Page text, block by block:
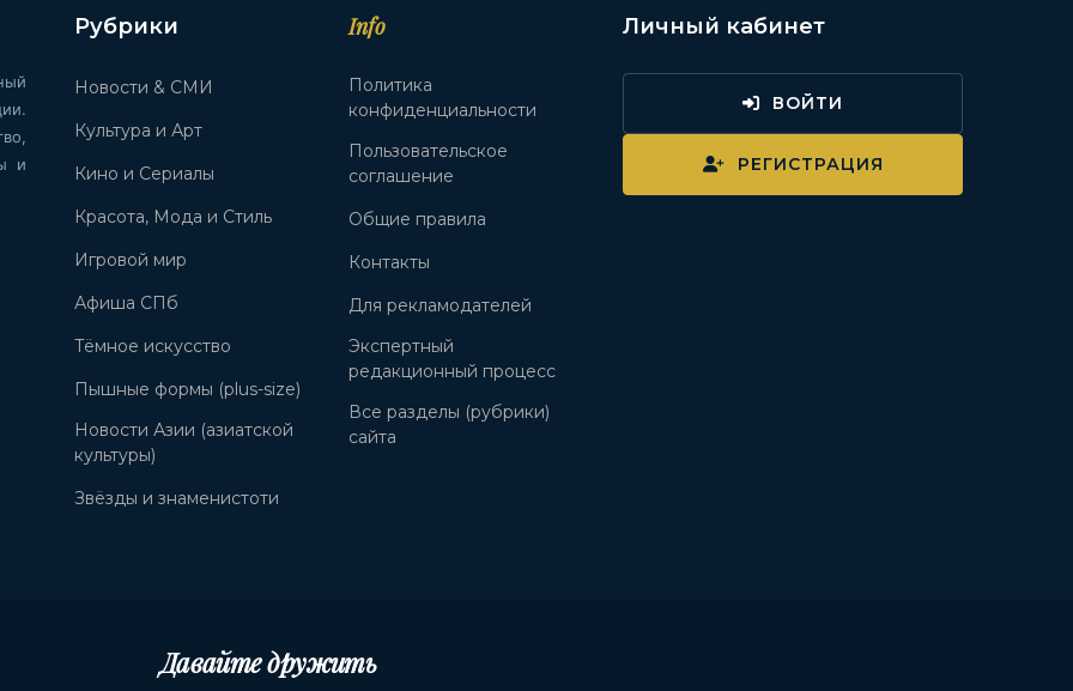
и
Рубрики
Новости & СМИ
Культура и Арт
Кино и Сериалы
Красота, Мода и Стиль
Игровой мир
Афиша СПб
Тёмное искусство
Пышные формы (plus-size)
Новости Азии (азиатской
культуры)
Звёзды и знаменистоти
Info
Политика
конфиденциальности
Пользовательское
соглашение
Общие правила
Контакты
Для рекламодателей
Экспертный
редакционный процесс
Все разделы (рубрики)
сайта
Личный кабинет
ВОЙТИ
РЕГИСТРАЦИЯ
Давайте дружить